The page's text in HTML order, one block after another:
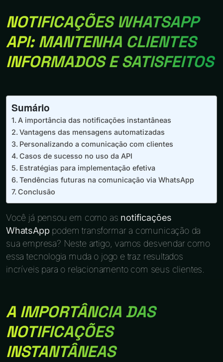
NOTIFICAÇÕES WHATSAPP
API: MANTENHA CLIENTES
INFORMADOS E SATISFEITOS
Sumário
A importância das notificações instantâneas
Vantagens das mensagens automatizadas
Personalizando a comunicação com clientes
Casos de sucesso no uso da API
Estratégias para implementação efetiva
Tendências futuras na comunicação via WhatsApp
Conclusão
Você já pensou em como as notificações
WhatsApp podem transformar a comunicação da
sua empresa? Neste artigo, vamos desvendar como
essa tecnologia muda o jogo e traz resultados
incríveis para o relacionamento com seus clientes.
A IMPORTÂNCIA DAS
NOTIFICAÇÕES
INSTANTÂNEAS